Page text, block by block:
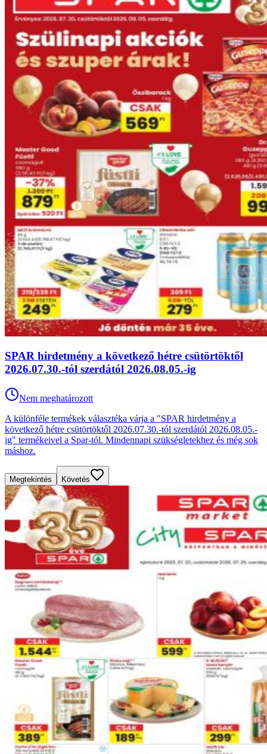
SPAR hirdetmény a következő hétre csütörtöktől
2026.07.30.-tól szerdától 2026.08.05.-ig
Nem meghatározott
A különféle termékek választéka várja a "SPAR hirdetmény a
következő hétre csütörtöktől 2026.07.30.-tól szerdától 2026.08.05.-
ig" termékeivel a Spar-tól. Mindennapi szükségletekhez és még sok
máshoz.
Megtekintés Követés